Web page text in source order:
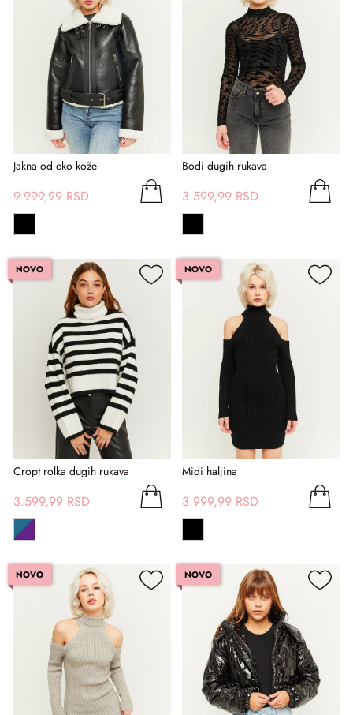
Jakna od eko kože
9.999,99 RSD
Bodi dugih rukava
3.599,99 RSD
NOVO
Cropt rolka dugih rukava
3.599,99 RSD
NOVO
Midi haljina
3.999,99 RSD
NOVO NOVO